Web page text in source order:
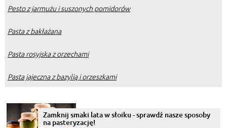
Pesto z jarmużu i suszonych pomidorów
Pasta z bakłażana
Pasta rosyjska z orzechami
Pasta jajeczna z bazylią i orzeszkami
Zamknij smaki lata w słoiku - sprawdź nasze sposoby
na pasteryzację!